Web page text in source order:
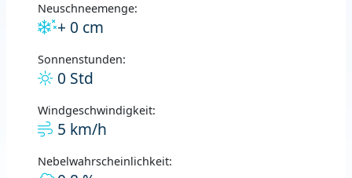
Neuschneemenge:
+ 0 cm
Sonnenstunden:
0 Std
Windgeschwindigkeit:
5 km/h
Nebelwahrscheinlichkeit: